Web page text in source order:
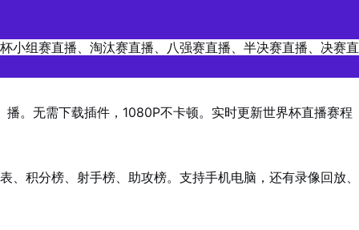
杯小组赛直播、淘汰赛直播、八强赛直播、半决赛直播、决赛直
播。无需下载插件，1080P不卡顿。实时更新世界杯直播赛程
表、积分榜、射手榜、助攻榜。支持手机电脑，还有录像回放、